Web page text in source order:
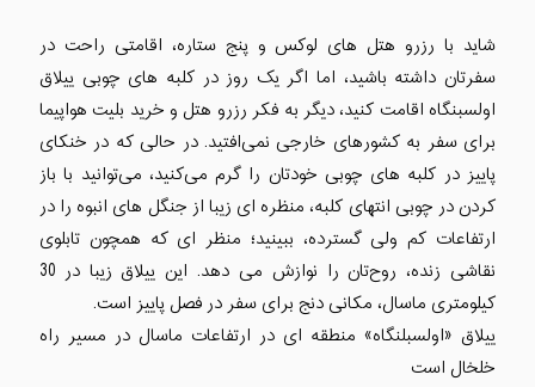
شاید با رزرو هتل های لوکس و پنج ستاره، اقامتی راحت در
سفرتان داشته باشید، اما اگر یک روز در کلبه های چوبی ییلاق
اولسبنگاه اقامت کنید، دیگر به فکر رزرو هتل و خرید بلیت هواپیما
برای سفر به کشورهای خارجی نمی‌افتید. در حالی که در خنکای
پاییز در کلبه های چوبی خودتان را گرم می‌کنید، می‌توانید با باز
کردن در چوبی انتهای کلبه، منظره ای زیبا از جنگل های انبوه را در
ارتفاعات کم ولی گسترده، ببینید؛ منظر ای که همچون تابلوی
نقاشی زنده، روح‌تان را نوازش می دهد. این ییلاق زیبا در 30
کیلومتری ماسال، مکانی دنج برای سفر در فصل پاییز است.
ییلاق «اولسبلنگاه» منطقه ای در ارتفاعات ماسال در مسیر راه
خلخال است